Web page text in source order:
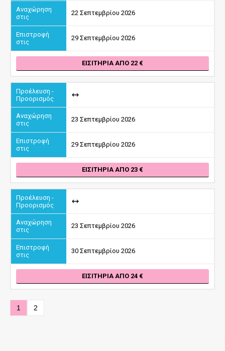
22 Σεπτεμβρίου 2026
29 Σεπτεμβρίου 2026
ΕΙΣΙΤΉΡΙΑ ΑΠΌ 22
23 Σεπτεμβρίου 2026
29 Σεπτεμβρίου 2026
ΕΙΣΙΤΉΡΙΑ ΑΠΌ 23
23 Σεπτεμβρίου 2026
30 Σεπτεμβρίου 2026
ΕΙΣΙΤΉΡΙΑ ΑΠΌ 24
1 2